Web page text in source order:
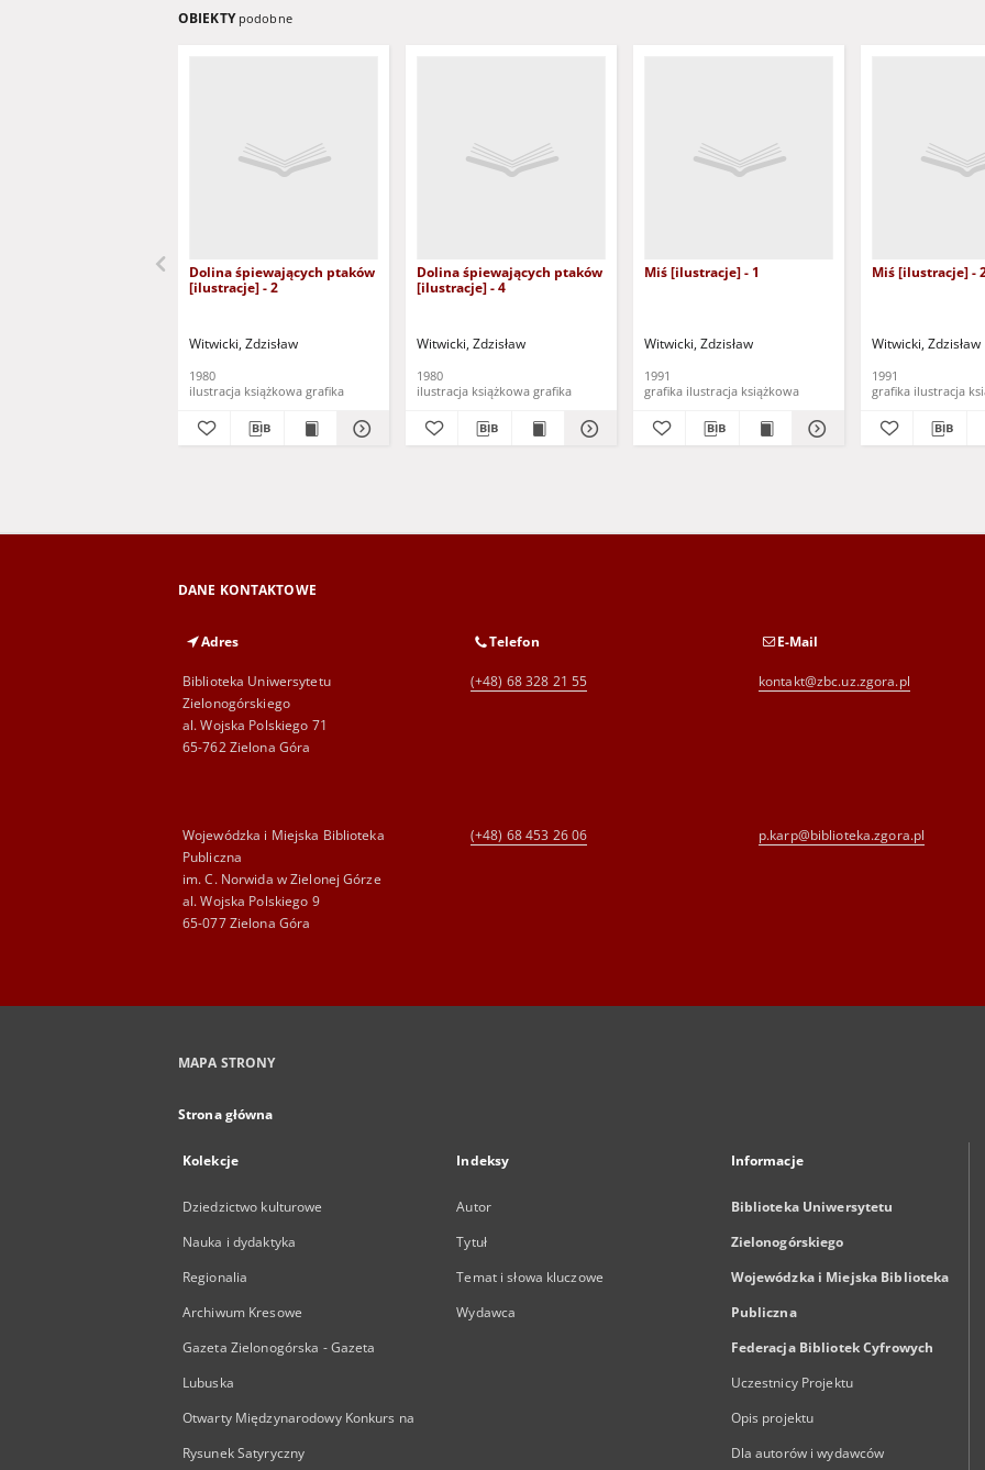
OBIEKTY podobne
Dolina śpiewających ptaków
[ilustracje] - 2
Witwicki, Zdzisław
1980
ilustracja książkowa grafika
Dolina śpiewających ptaków
[ilustracje] - 4
Witwicki, Zdzisław
1980
ilustracja książkowa grafika
Miś [ilustracje] - 1
Witwicki, Zdzisław
1991
grafika ilustracja książkowa
Miś [ilustracje] -
Witwicki, Zdzisław
1991
grafika ilustracja
DANE KONTAKTOWE
Adres
Biblioteka Uniwersytetu
Zielonogórskiego
al. Wojska Polskiego 71
65-762 Zielona Góra
Telefon
(+48) 68 328 21 55
E-Mail
kontakt@zbc.uz.zgora.pl
Wojewódzka i Miejska Biblioteka
Publiczna
im. C. Norwida w Zielonej Górze
al. Wojska Polskiego 9
65-077 Zielona Góra
(+48) 68 453 26 06 p.karp@biblioteka.zgora.pl
MAPA STRONY
Strona główna
Kolekcje
Dziedzictwo kulturowe
Nauka i dydaktyka
Regionalia
Archiwum Kresowe
Gazeta Zielonogórska - Gazeta
Lubuska
Otwarty Międzynarodowy Konkurs na
Rysunek Satyryczny
Indeksy
Autor
Tytuł
Temat i słowa kluczowe
Wydawca
Informacje
Biblioteka Uniwersytetu
Zielonogórskiego
Wojewódzka i Miejska Biblioteka
Publiczna
Federacja Bibliotek Cyfrowych
Uczestnicy Projektu
Opis projektu
Dla autorów i wydawców